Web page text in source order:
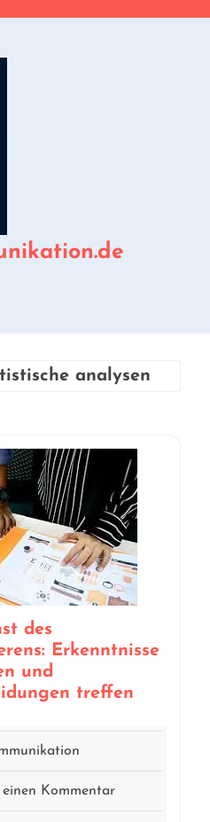
analysen
des
Erkenntnisse
und
treffen
einen Kommentar